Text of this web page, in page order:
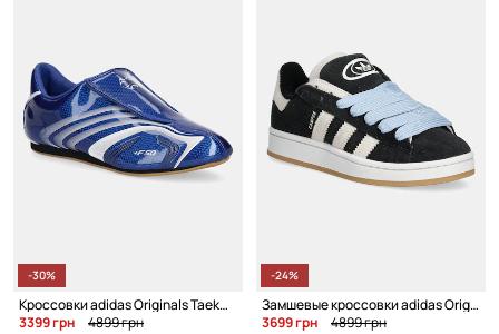
-30%
Кроссовки adidas Originals Taekwondo F50 W
3399 грн
4899 грн
-24%
Замшевые кроссовки adidas Originals Campus 00S Double W
3699 грн
4899 грн